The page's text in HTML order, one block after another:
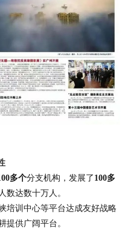
多个分支机构，发展了 100多
数达数十万人。
培训中心等平台达成友好战略
提供广阔平台。